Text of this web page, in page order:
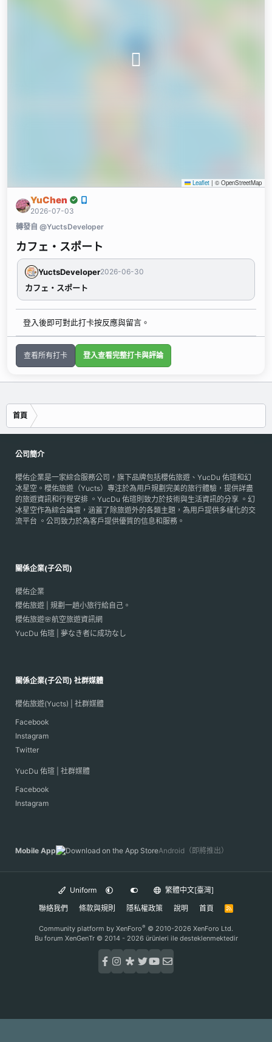
Leaflet | © OpenStreetMap
YuChen
2026-07-03
轉發自 @YuctsDeveloper
カフェ・スポート
YuctsDeveloper2026-06-30
カフェ・スポート
登入後即可對此打卡按反應與留言。
查看所有打卡 登入查看完整打卡與評論
首頁
公司簡介
櫻佑企業是一家綜合服務公司，旗下品牌包括櫻佑旅遊、YucDu 佑瑄和幻
冰星空。櫻佑旅遊（Yucts）專注於為用戶規劃完美的旅行體驗，提供詳盡
的旅遊資訊和行程安排 。YucDu 佑瑄則致力於技術與生活資訊的分享 。幻
冰星空作為綜合論壇，涵蓋了除旅遊外的各類主題，為用戶提供多樣化的交
流平台 。公司致力於為客戶提供優質的信息和服務。
關係企業(子公司)
櫻佑企業
櫻佑旅遊 | 規劃一趟小旅行給自己。
櫻佑旅遊🌸航空旅遊資訊網
YucDu 佑瑄 | 夢なき者に成功なし
關係企業(子公司) 社群媒體
櫻佑旅遊(Yucts) | 社群媒體
Facebook
Instagram
Twitter
YucDu 佑瑄 | 社群媒體
Facebook
Instagram
Mobile App Android（即將推出）
Uniform
繁體中文[臺灣]
聯絡我們
條款與規則 隱私權政策 說明 首頁
R
Community platform by XenForo® © 2010-2026 XenForo Ltd.
Bu forum XenGenTr © 2014 - 2026 ürünleri ile desteklenmektedir